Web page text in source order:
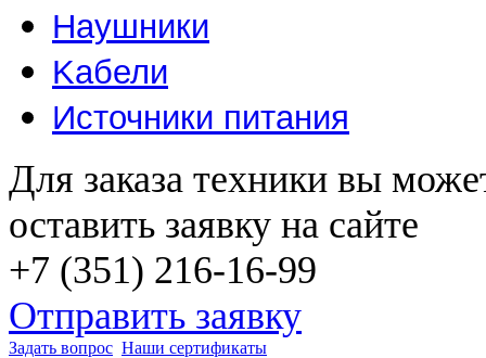
Наушники
Kабели
Источники питания
Для заказа техники вы
оставить заявку на сайте
+7 (351) 216-16-99
Отправить заявку
Задать вопрос Наши сертификаты